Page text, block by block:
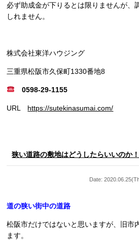
必ず助成金が下りるとは限りませんが、
しれません。
株式会社東洋ハウジング
三重県松阪市久保町1330番地8
0598-29-1155
URL https://sutekinasumai.com/
狭い道路の敷地はどうしたらいいのか！
Date:
道の狭い街中の道路
松阪市だけではないと思いますが、旧市
ます。